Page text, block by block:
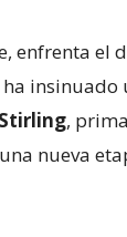
enfrenta el
insinuado
,
nueva